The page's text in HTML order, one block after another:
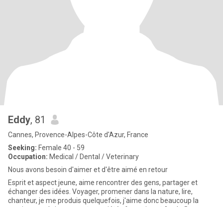
Eddy, 81
Cannes, Provence-Alpes-Côte d'Azur, France
Seeking: Female 40 - 59
Occupation: Medical / Dental / Veterinary
Nous avons besoin d'aimer et d'être aimé en retour
Esprit et aspect jeune, aime rencontrer des gens, partager et
échanger des idées. Voyager, promener dans la nature, lire,
chanteur, je me produis quelquefois, j'aime donc beaucoup la